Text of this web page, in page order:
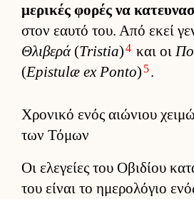
μερικές φορές να
στον εαυτό του. Από εκεί
Θλιβερά(Tristia)4 και οι
(Epistulæ ex Ponto) 5.
Χρονικό ενός αιώνιου
των Τόμων
Οι ελεγείες του Οβιδίου
του εί­ναι το ημερολόγιο